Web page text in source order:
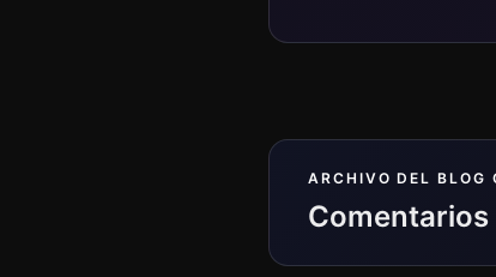
ARCHIVO DEL BLOG
Comentarios